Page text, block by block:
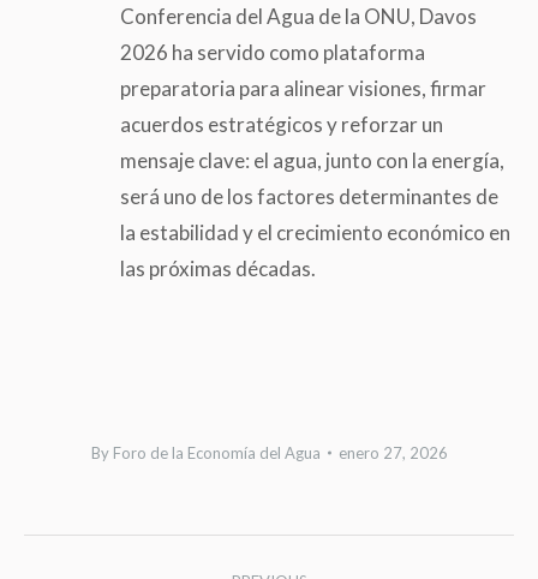
Conferencia del Agua de la ONU, Davos
2026 ha servido como plataforma
preparatoria para alinear visiones, firmar
acuerdos estratégicos y reforzar un
mensaje clave: el agua, junto con la energía,
será uno de los factores determinantes de
la estabilidad y el crecimiento económico en
las próximas décadas.
By Foro de la Economía del Agua enero 27, 2026